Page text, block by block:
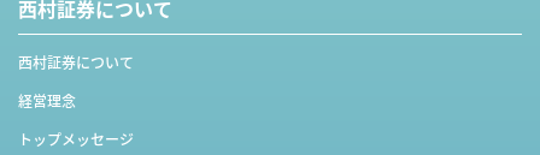
西村証券について
西村証券について
経営理念
トップメッセージ